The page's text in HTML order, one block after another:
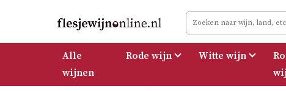
de
Alle
wijnen
Rode wijn Witte wijn